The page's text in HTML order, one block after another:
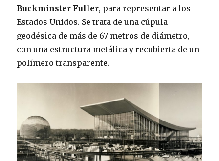
Buckminster Fuller, para representar a los
Estados Unidos. Se trata de una cúpula
geodésica de más de 67 metros de diámetro,
con una estructura metálica y recubierta de un
polímero transparente.